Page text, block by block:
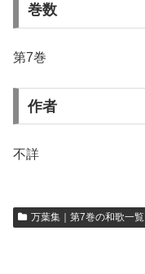
巻数
第7巻
作者
不詳
万葉集｜第7巻の和歌一覧